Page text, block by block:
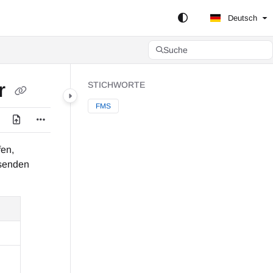
Deutsch
Suche
STICHWORTE
FMS